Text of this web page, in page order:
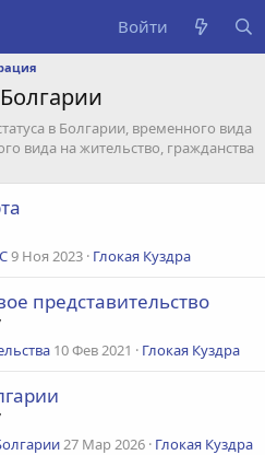
Войти
в Болгарии, временного вида
вида на жительство, гражданства
9 Ноя 2023 Глокая Куздра
представительство
10 Фев 2021 Глокая Куздра
27 Мар 2026 Глокая Куздра